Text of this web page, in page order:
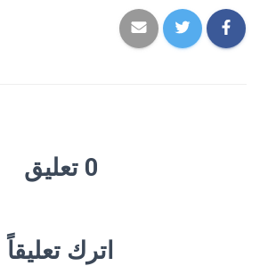
0 تعليق
اترك تعليقاً